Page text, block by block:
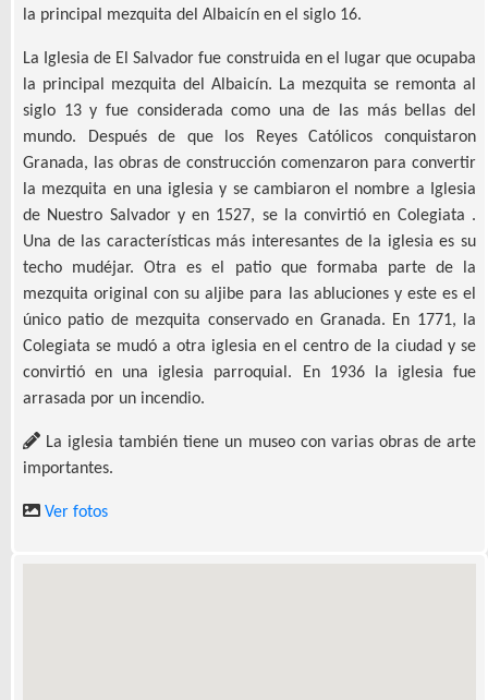
la principal mezquita del Albaicín en el siglo 16.
La Iglesia de El Salvador fue construida en el lugar que ocupaba
la principal mezquita del Albaicín. La mezquita se remonta al
siglo 13 y fue considerada como una de las más bellas del
mundo. Después de que los Reyes Católicos conquistaron
Granada, las obras de construcción comenzaron para convertir
la mezquita en una iglesia y se cambiaron el nombre a Iglesia
de Nuestro Salvador y en 1527, se la convirtió en Colegiata .
Una de las características más interesantes de la iglesia es su
techo mudéjar. Otra es el patio que formaba parte de la
mezquita original con su aljibe para las abluciones y este es el
único patio de mezquita conservado en Granada. En 1771, la
Colegiata se mudó a otra iglesia en el centro de la ciudad y se
convirtió en una iglesia parroquial. En 1936 la iglesia fue
arrasada por un incendio.
La iglesia también tiene un museo con varias obras de arte
importantes.
Ver fotos